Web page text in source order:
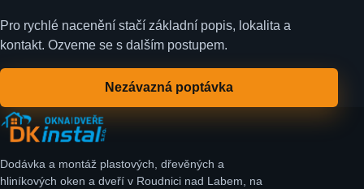
Pro rychlé nacenění stačí základní popis, lokalita a
kontakt. Ozveme se s dalším postupem.
Nezávazná poptávka
Dodávka a montáž plastových, dřevěných a
hliníkových oken a dveří v Roudnici nad Labem, na